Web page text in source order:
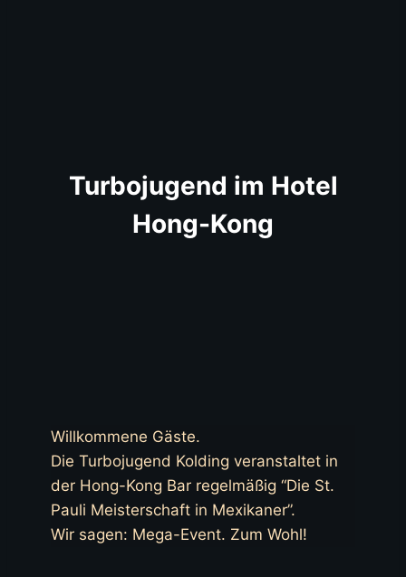
Turbojugend im Hotel
Hong-Kong
Willkommene Gäste.
Die Turbojugend Kolding veranstaltet in
der Hong-Kong Bar regelmäßig “Die St.
Pauli Meisterschaft in Mexikaner”.
Wir sagen: Mega-Event. Zum Wohl!